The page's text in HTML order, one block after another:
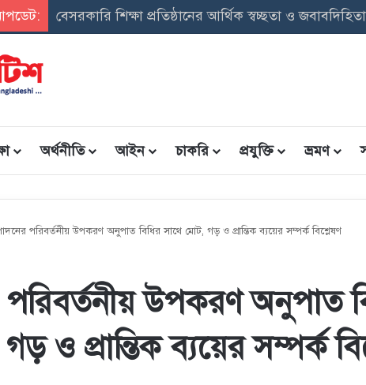
সমন্বিত উপবৃত্তি তথ্য ফরম: শিক্ষার্থীদের তথ্য এন্ট্রি
অর্থনীতি আইন চাকরি প্রযুক্তি ভ্রমণ
পরিবর্তনীয় উপকরণ অনুপাত বিধির সাথে মােট, গড় ও প্রান্তিক ব্যয়ের সম্পর্ক বিশ্লেষণ
উপকরণ অনুপাত
ও প্রান্তিক ব্যয়ের সম্পর্ক